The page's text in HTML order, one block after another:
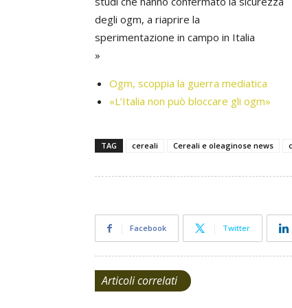
degli ogm, a riaprire la
sperimentazione in campo in Italia
»
Ogm, scoppia la guerra mediatica
«L’Italia non può bloccare gli ogm»
TAG cereali Cereali e oleaginose news
Facebook Twitter
Articoli correlati